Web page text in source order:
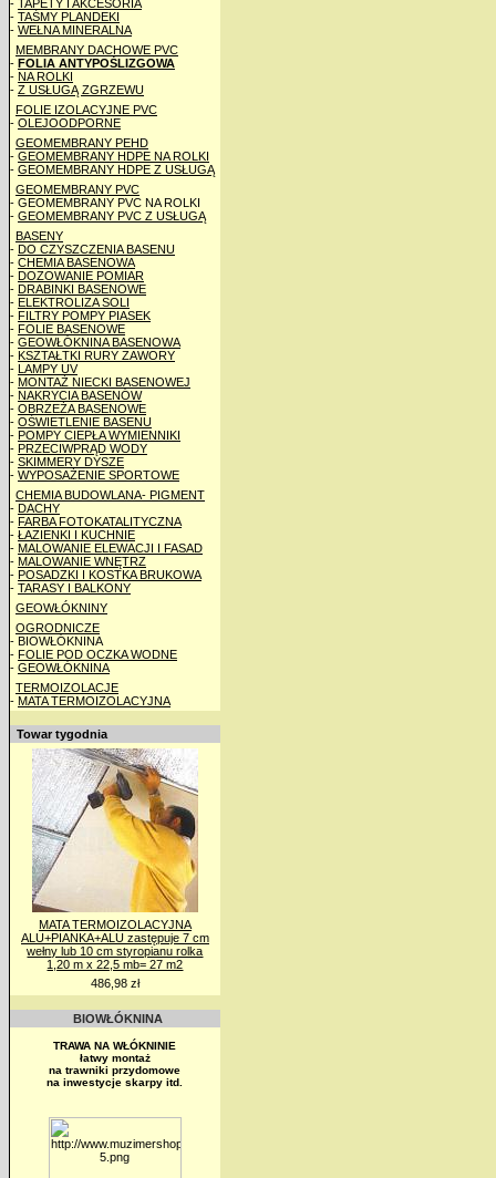
- TAPETY I AKCESORIA
- TAŚMY PLANDEKI
- WEŁNA MINERALNA
MEMBRANY DACHOWE PVC
- FOLIA ANTYPOŚLIZGOWA
- NA ROLKI
- Z USŁUGĄ ZGRZEWU
FOLIE IZOLACYJNE PVC
- OLEJOODPORNE
GEOMEMBRANY PEHD
- GEOMEMBRANY HDPE NA ROLKI
- GEOMEMBRANY HDPE Z USŁUGĄ
GEOMEMBRANY PVC
- GEOMEMBRANY PVC NA ROLKI
- GEOMEMBRANY PVC Z USŁUGĄ
BASENY
- DO CZYSZCZENIA BASENU
- CHEMIA BASENOWA
- DOZOWANIE POMIAR
- DRABINKI BASENOWE
- ELEKTROLIZA SOLI
- FILTRY POMPY PIASEK
- FOLIE BASENOWE
- GEOWŁÓKNINA BASENOWA
- KSZTAŁTKI RURY ZAWORY
- LAMPY UV
- MONTAŻ NIECKI BASENOWEJ
- NAKRYCIA BASENÓW
- OBRZEŻA BASENOWE
- OŚWIETLENIE BASENU
- POMPY CIEPŁA WYMIENNIKI
- PRZECIWPRĄD WODY
- SKIMMERY DYSZE
- WYPOSAŻENIE SPORTOWE
CHEMIA BUDOWLANA- PIGMENT
- DACHY
- FARBA FOTOKATALITYCZNA
- ŁAZIENKI I KUCHNIE
- MALOWANIE ELEWACJI I FASAD
- MALOWANIE WNĘTRZ
- POSADZKI I KOSTKA BRUKOWA
- TARASY I BALKONY
GEOWŁÓKNINY
OGRODNICZE
- BIOWŁÓKNINA
- FOLIE POD OCZKA WODNE
- GEOWŁÓKNINA
TERMOIZOLACJE
- MATA TERMOIZOLACYJNA
Towar tygodnia
MATA TERMOIZOLACYJNA
ALU+PIANKA+ALU zastępuje 7 cm
wełny lub 10 cm styropianu rolka
1,20 m x 22,5 mb= 27 m2
486,98 zł
BIOWŁÓKNINA
TRAWA NA WŁÓKNINIE
łatwy montaż
na trawniki przydomowe
na inwestycje skarpy itd.